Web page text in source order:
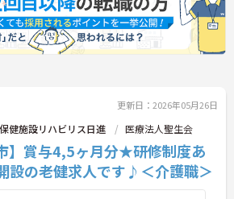
更新日：2026年05月26日
健施設リハビリス日進 医療法人聖生会
】賞与4,5ヶ月分★研修制度あ
設の老健求人です♪＜介護職＞